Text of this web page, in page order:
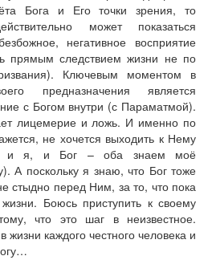
Бога и Его точки зрения, то
может показаться
негативное восприятие
прямым следствием жизни не по
Ключевым моментом в
предназначения является
с Богом внутри (с Параматмой).
лицемерие и ложь. И именно по
не хочется выходить к Нему
и я, и Бог – оба знаем моё
А поскольку я знаю, что Бог тоже
стыдно перед Ним, за то, что пока
Боюсь приступить к своему
что это шаг в неизвестное.
жизни каждого честного человека и